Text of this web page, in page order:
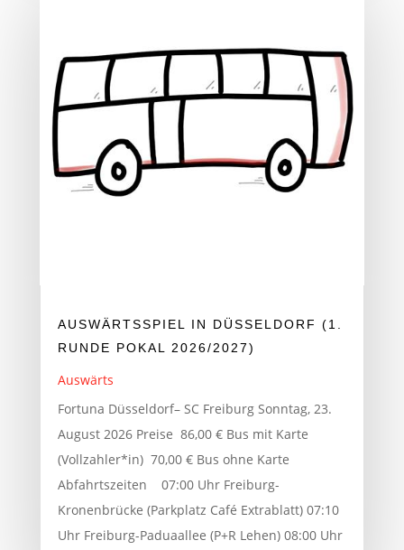
AUSWÄRTSSPIEL IN DÜSSELDORF (1.
RUNDE POKAL 2026/2027)
Auswärts
Fortuna Düsseldorf– SC Freiburg Sonntag, 23.
August 2026 Preise 86,00 € Bus mit Karte
(Vollzahler*in) 70,00 € Bus ohne Karte
Abfahrtszeiten 07:00 Uhr Freiburg-
Kronenbrücke (Parkplatz Café Extrablatt) 07:10
Uhr Freiburg-Paduaallee (P+R Lehen) 08:00 Uhr